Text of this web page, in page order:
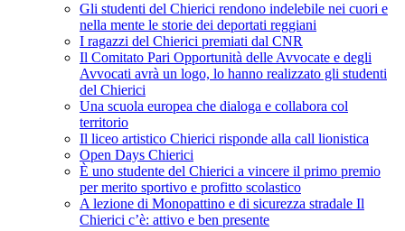
Gli studenti del Chierici rendono indelebile nei cuori e
nella mente le storie dei deportati reggiani
I ragazzi del Chierici premiati dal CNR
Il Comitato Pari Opportunità delle Avvocate e degli
Avvocati avrà un logo, lo hanno realizzato gli studenti
del Chierici
Una scuola europea che dialoga e collabora col
territorio
Il liceo artistico Chierici risponde alla call lionistica
Open Days Chierici
È uno studente del Chierici a vincere il primo premio
per merito sportivo e profitto scolastico
A lezione di Monopattino e di sicurezza stradale Il
Chierici c’è: attivo e ben presente